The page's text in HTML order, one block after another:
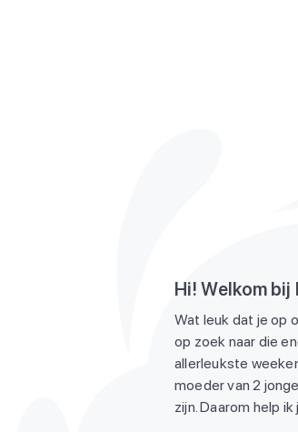
Hi! Welkom
Wat leuk dat je op
op zoek naar die
allerleukste
moeder van 2
zijn. Daarom help